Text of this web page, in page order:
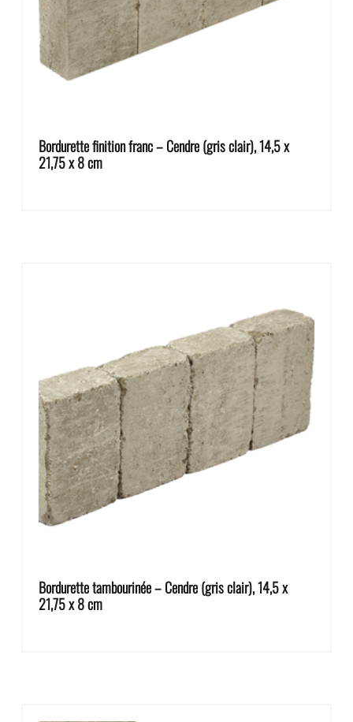
Bordurette finition franc – Cendre (gris clair), 14,5 x
21,75 x 8 cm
Bordurette tambourinée – Cendre (gris clair), 14,5 x
21,75 x 8 cm